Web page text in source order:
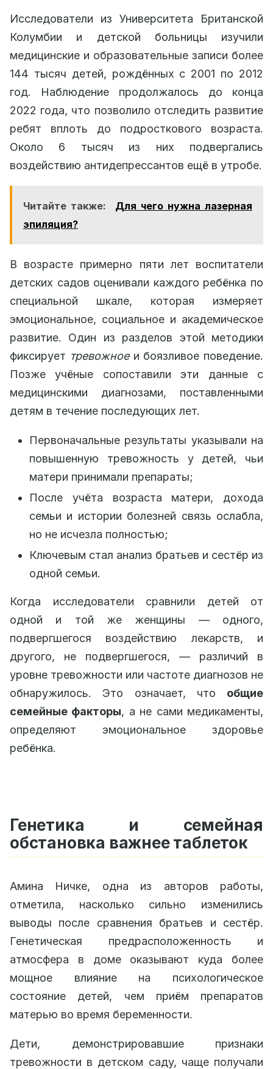
Исследователи из Университета Британской
Колумбии и детской больницы изучили
медицинские и образовательные записи более
144 тысяч детей, рождённых с 2001 по 2012
год. Наблюдение продолжалось до конца
2022 года, что позволило отследить развитие
ребят вплоть до подросткового возраста.
Около 6 тысяч из них подвергались
воздействию антидепрессантов ещё в утробе.
Читайте также:
Для чего нужна лазерная
эпиляция?
В возрасте примерно пяти лет воспитатели
детских садов оценивали каждого ребёнка по
специальной шкале, которая измеряет
эмоциональное, социальное и академическое
развитие. Один из разделов этой методики
фиксирует тревожноеи боязливое поведение.
Позже учёные сопоставили эти данные с
медицинскими диагнозами, поставленными
детям в течение последующих лет.
Первоначальные результаты указывали на
повышенную тревожность у детей, чьи
матери принимали препараты;
После учёта возраста матери, дохода
семьи и истории болезней связь ослабла,
но не исчезла полностью;
Ключевым стал анализ братьев и сестёр из
одной семьи.
Когда исследователи сравнили детей от
одной и той же женщины — одного,
подвергшегося воздействию лекарств, и
другого, не подвергшегося, — различий в
уровне тревожности или частоте диагнозов не
обнаружилось. Это означает, что общие
семейные факторы, а не сами медикаменты,
определяют эмоциональное здоровье
ребёнка.
Генетика и семейная
обстановка важнее таблеток
Амина Ничке, одна из авторов работы,
отметила, насколько сильно изменились
выводы после сравнения братьев и сестёр.
Генетическая предрасположенность и
атмосфера в доме оказывают куда более
мощное влияние на психологическое
состояние детей, чем приём препаратов
матерью во время беременности.
Дети, демонстрировавшие признаки
тревожности в детском саду, чаще получали